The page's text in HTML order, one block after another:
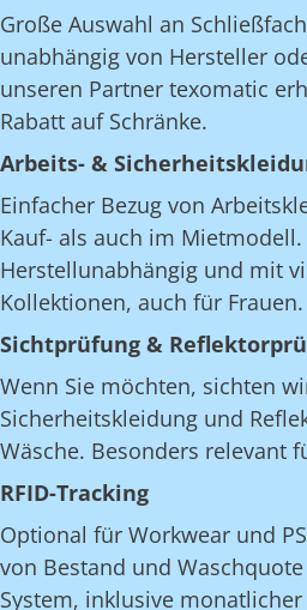
Große Auswahl an
unabhängig von Hersteller
unseren Partner texomatic
Rabatt auf Schränke.
Arbeits- &
Einfacher Bezug von
Kauf- als auch im Mietmodell.
Herstellunabhängig und mit
Kollektionen, auch für Frauen.
Sichtprüfung &
Wenn Sie möchten, sichten
Sicherheitskleidung und
Wäsche. Besonders relevant
RFID-Tracking
Optional für Workwear und
von Bestand und
System, inklusive